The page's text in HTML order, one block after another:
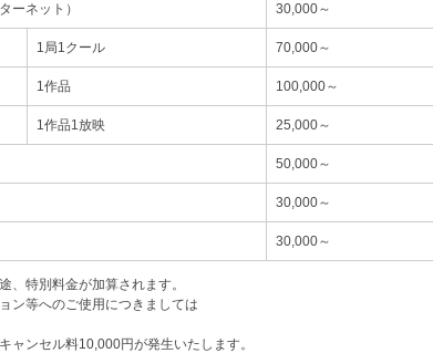
ーネット） 30,000～
1局1クール 70,000～
1作品 100,000～
1作品1放映 25,000～
50,000～
30,000～
30,000～
特別料金が加算されます。
ン等へのご使用につきましては
ンセル料10,000円が発生いたします。